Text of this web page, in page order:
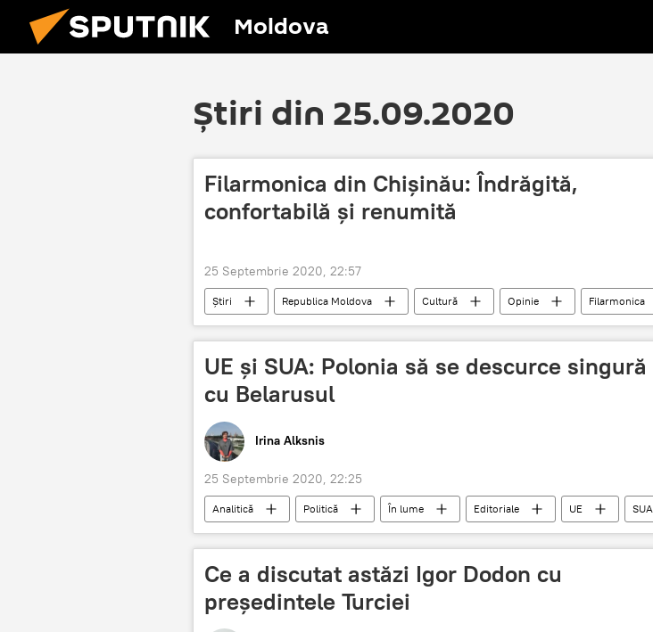
Moldova
Știri din 25.09.2020
Filarmonica din Chișinău: Îndrăgită,
confortabilă și renumită
25 Septembrie 2020, 22:57
Știri Republica Moldova Cultură Opinie Filarmonica
Filarmonica Națională, distrusă de un incendiu devastator
UE și SUA: Polonia să se descurce singură
cu Belarusul
Irina Alksnis
25 Septembrie 2020, 22:25
Analitică Politică În lume Editoriale UE SUA
Belarus
Ce a discutat astăzi Igor Dodon cu
președintele Turciei